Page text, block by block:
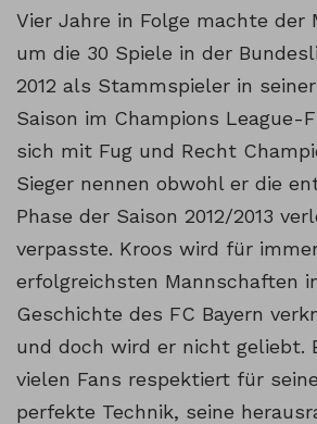
Vier Jahre in Folge machte
um die 30 Spiele in der
2012 als Stammspieler in
Saison im Champions League-
sich mit Fug und Recht
Sieger nennen obwohl er die
Phase der Saison 2012/2013
verpasste. Kroos wird für
erfolgreichsten Mannschaften
Geschichte des FC Bayern
und doch wird er nicht geliebt.
vielen Fans respektiert für
perfekte Technik, seine